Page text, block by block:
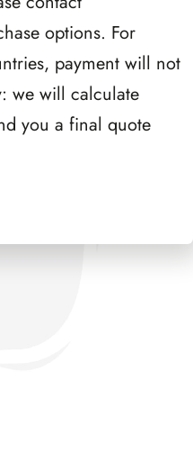
options. For
payment will not
we will calculate
you a final quote